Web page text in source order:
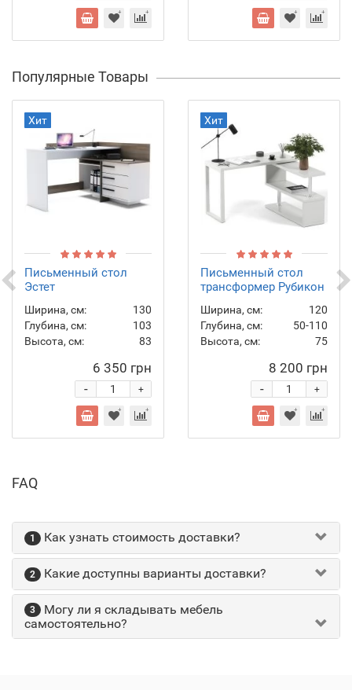
Популярные Товары
Хит
Письменный стол
Эстет
Ширина, см:
130
Глубина, см:
103
Высота, см:
83
6 350 грн
+
-
Хит
Письменный стол
трансформер Рубикон
Ширина, см:
120
Глубина, см:
50-110
Высота, см:
75
8 200 грн
+
-
FAQ
1 Как узнать стоимость доставки?
2 Какие доступны варианты доставки?
3
Могу ли я складывать мебель
самостоятельно?